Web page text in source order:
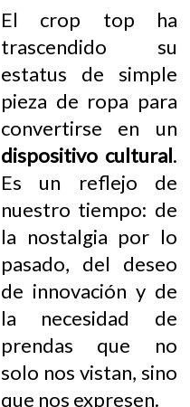
El crop top ha
trascendido su
estatus de simple
pieza de ropa para
convertirse en un
dispositivo cultural.
Es un reflejo de
nuestro tiempo: de
la nostalgia por lo
pasado, del deseo
de innovación y de
la necesidad de
prendas que no
solo nos vistan, sino
que nos expresen.